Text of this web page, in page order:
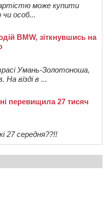
може купити
чи особ...
BMW, зіткнувшись на
Умань-Золотоноша,
На вїзді в ...
перевищила 27 тисяч
27 середня??!!